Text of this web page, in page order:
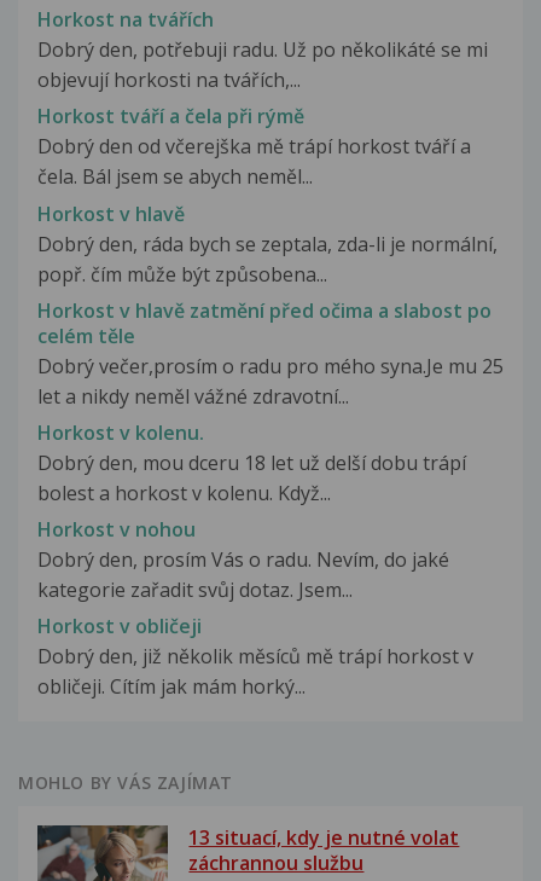
Horkost na tvářích
Dobrý den, potřebuji radu. Už po několikáté se mi
objevují horkosti na tvářích,...
Horkost tváří a čela při rýmě
Dobrý den od včerejška mě trápí horkost tváří a
čela. Bál jsem se abych neměl...
Horkost v hlavě
Dobrý den, ráda bych se zeptala, zda-li je normální,
popř. čím může být způsobena...
Horkost v hlavě zatmění před očima a slabost po
celém těle
Dobrý večer,prosím o radu pro mého syna.Je mu 25
let a nikdy neměl vážné zdravotní...
Horkost v kolenu.
Dobrý den, mou dceru 18 let už delší dobu trápí
bolest a horkost v kolenu. Když...
Horkost v nohou
Dobrý den, prosím Vás o radu. Nevím, do jaké
kategorie zařadit svůj dotaz. Jsem...
Horkost v obličeji
Dobrý den, již několik měsíců mě trápí horkost v
obličeji. Cítím jak mám horký...
MOHLO BY VÁS ZAJÍMAT
13 situací, kdy je nutné volat
záchrannou službu